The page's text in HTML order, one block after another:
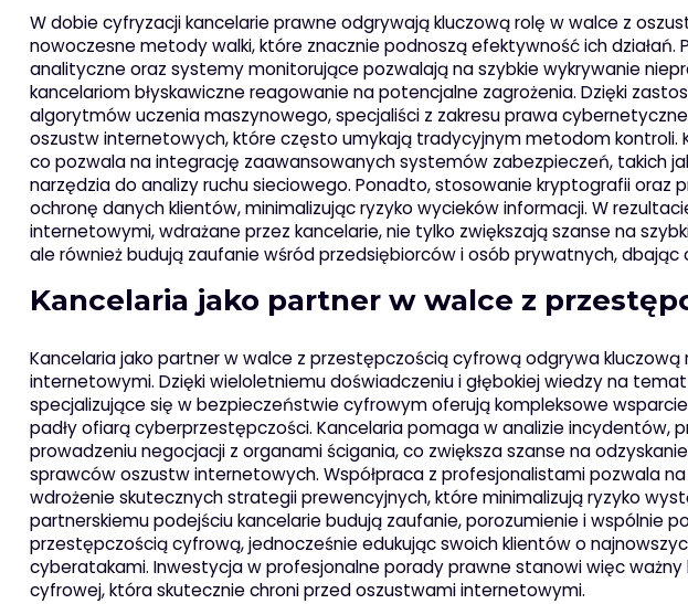
W dobie cyfryzacji kancelarie prawne odgrywają kluczową rolę w walce z
nowoczesne metody walki, które znacznie podnoszą efektywność ich działań.
analityczne oraz systemy monitorujące pozwalają na szybkie wykrywanie
kancelariom błyskawiczne reagowanie na potencjalne zagrożenia. Dzięki
algorytmów uczenia maszynowego, specjaliści z zakresu prawa
oszustw internetowych, które często umykają tradycyjnym metodom kontroli.
co pozwala na integrację zaawansowanych systemów zabezpieczeń, takich
narzędzia do analizy ruchu sieciowego. Ponadto, stosowanie kryptografii oraz
ochronę danych klientów, minimalizując ryzyko wycieków informacji. W
internetowymi, wdrażane przez kancelarie, nie tylko zwiększają szanse na
ale również budują zaufanie wśród przedsiębiorców i osób prywatnych,
Kancelaria jako partner w walce z
Kancelaria jako partner w walce z przestępczością cyfrową odgrywa
internetowymi. Dzięki wieloletniemu doświadczeniu i głębokiej wiedzy na
specjalizujące się w bezpieczeństwie cyfrowym oferują kompleksowe
padły ofiarą cyberprzestępczości. Kancelaria pomaga w analizie incydentów,
prowadzeniu negocjacji z organami ścigania, co zwiększa szanse na
sprawców oszustw internetowych. Współpraca z profesjonalistami pozwala
wdrożenie skutecznych strategii prewencyjnych, które minimalizują ryzyko
partnerskiemu podejściu kancelarie budują zaufanie, porozumienie i wspólnie
przestępczością cyfrową, jednocześnie edukując swoich klientów o
cyberatakami. Inwestycja w profesjonalne porady prawne stanowi więc ważny
cyfrowej, która skutecznie chroni przed oszustwami internetowymi.